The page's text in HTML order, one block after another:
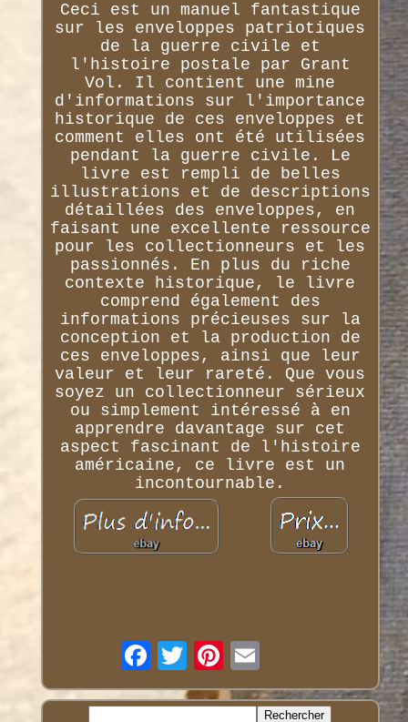
Ceci est un manuel fantastique
sur les enveloppes patriotiques
de la guerre civile et
l'histoire postale par Grant
Vol. Il contient une mine
d'informations sur l'importance
historique de ces enveloppes et
comment elles ont été utilisées
pendant la guerre civile. Le
livre est rempli de belles
illustrations et de descriptions
détaillées des enveloppes, en
faisant une excellente ressource
pour les collectionneurs et les
passionnés. En plus du riche
contexte historique, le livre
comprend également des
informations précieuses sur la
conception et la production de
ces enveloppes, ainsi que leur
valeur et leur rareté. Que vous
soyez un collectionneur sérieux
ou simplement intéressé à en
apprendre davantage sur cet
aspect fascinant de l'histoire
américaine, ce livre est un
incontournable.